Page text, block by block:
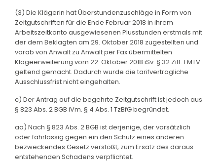
(3) Die Klägerin hat Überstundenzuschläge in Form von
Zeitgutschriften für die Ende Februar 2018 in ihrem
Arbeitszeitkonto ausgewiesenen Plusstunden erstmals mit
der dem Beklagten am 29. Oktober 2018 zugestellten und
vorab von Anwalt zu Anwalt per Fax übermittelten
Klageerweiterung vom 22. Oktober 2018 iSv. § 32 Ziff. 1 MTV
geltend gemacht. Dadurch wurde die tarifvertragliche
Ausschlussfrist nicht eingehalten.
c) Der Antrag auf die begehrte Zeitgutschrift ist jedoch aus
§ 823 Abs. 2 BGB iVm. § 4 Abs. 1 TzBfG begründet.
aa) Nach § 823 Abs. 2 BGB ist derjenige, der vorsätzlich
oder fahrlässig gegen ein den Schutz eines anderen
bezweckendes Gesetz verstößt, zum Ersatz des daraus
entstehenden Schadens verpflichtet.